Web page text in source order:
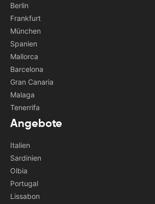
Berlin
Frankfurt
München
Spanien
Mallorca
Barcelona
Gran Canaria
Malaga
Tenerrifa
Angebote
Italien
Sardinien
Olbia
Portugal
Lissabon